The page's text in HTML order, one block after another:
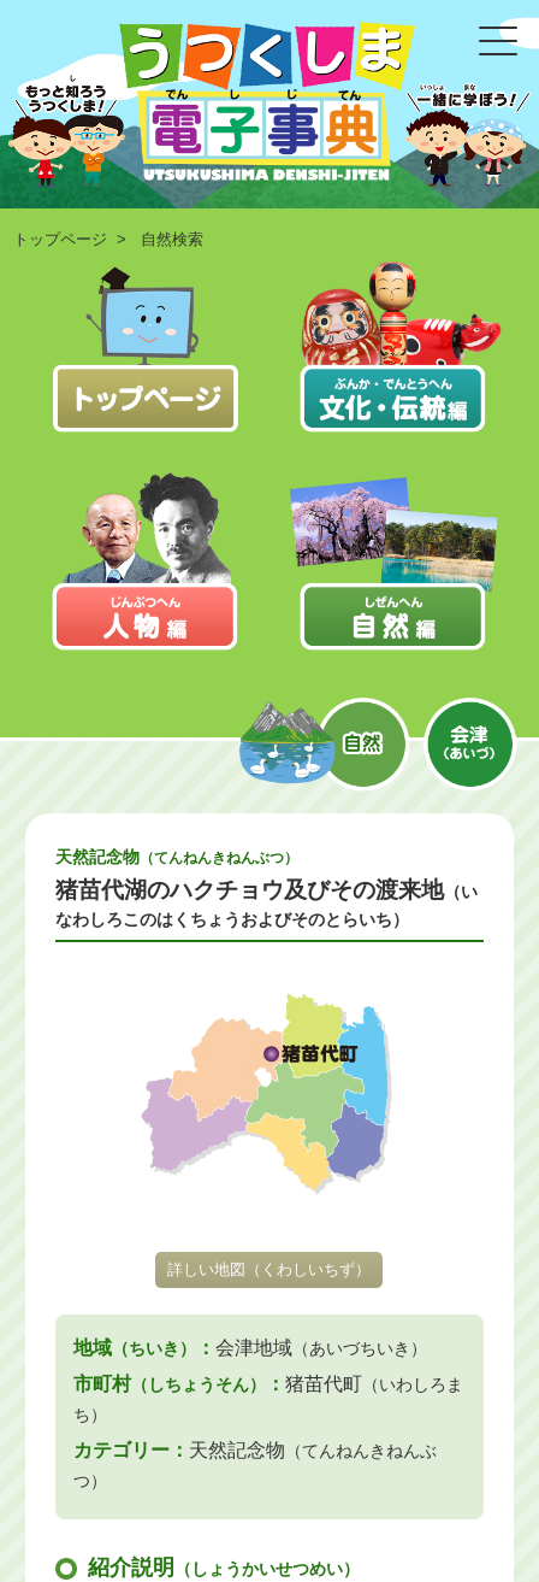
トップページ > 自然検索
天然記念物 （てんねんきねんぶつ）
猪苗代湖のハクチョウ及びその渡来地（い
なわしろこのはくちょうおよびそのとらいち）
詳しい地図 （くわしいちず）
地域（ちいき） ： 会津地域（あいづちいき）
市町村（しちょうそん） ： 猪苗代町 （いわしろま
ち）
カテゴリー： 天然記念物 （てんねんきねんぶ
つ）
紹介説明 （しょうかいせつめい）